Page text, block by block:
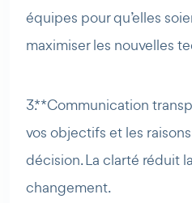
équipes pour qu’elles
maximiser les nouvelles
3. **Communication
vos objectifs et les
décision. La clarté réduit
changement.